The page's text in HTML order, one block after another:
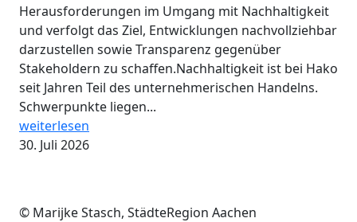
Herausforderungen im Umgang mit Nachhaltigkeit
und verfolgt das Ziel, Entwicklungen nachvollziehbar
darzustellen sowie Transparenz gegenüber
Stakeholdern zu schaffen.Nachhaltigkeit ist bei Hako
seit Jahren Teil des unternehmerischen Handelns.
Schwerpunkte liegen...
weiterlesen
30. Juli 2026
© Marijke Stasch, StädteRegion Aachen